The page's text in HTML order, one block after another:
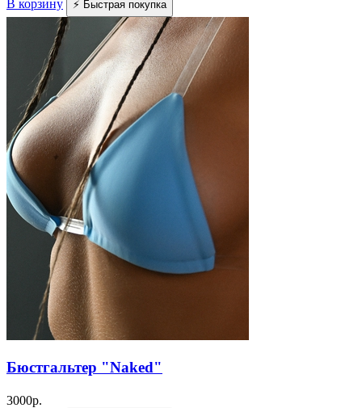
В корзину ⚡ Быстрая покупка
Бюстгальтер "Naked"
3000р.